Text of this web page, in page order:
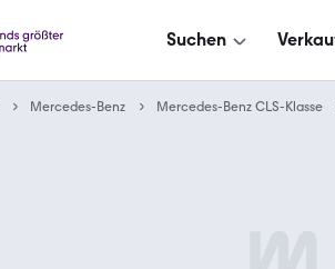
Suchen
Mercedes-Benz Mercedes-Benz CLS-Klasse